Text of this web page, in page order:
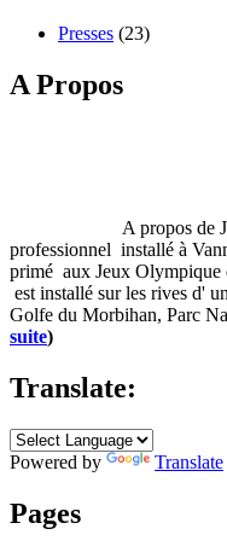
Presses (23)
A Propos
A propos de
professionnel installé à
primé aux Jeux Olympique
est installé sur les rives d'
Golfe du Morbihan, Parc
suite)
Translate:
Powered by Translate
Pages